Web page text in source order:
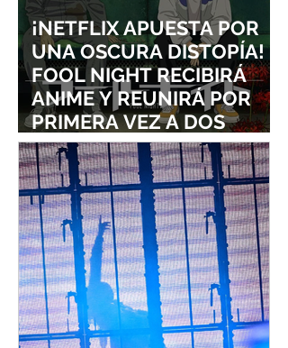
¡NETFLIX APUESTA POR
UNA OSCURA DISTOPÍA!
FOOL NIGHT RECIBIRÁ
ANIME Y REUNIRÁ POR
PRIMERA VEZ A DOS
ESTUDIOS LEGENDARIOS